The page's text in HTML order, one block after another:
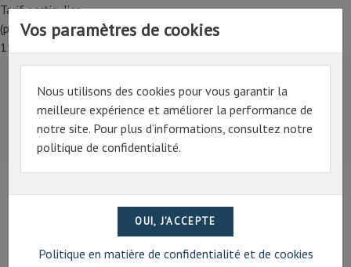
Tarif particulier,
(professionnel, connectez-vous pour bénéficier de la remise de
15%)
Tarif particulier,
(professionnel, connectez-vous pour bénéficier de la
remise de 15%)
07 69 94 13 47
Vos paramètres de cookies
Nous utilisons des cookies pour vous garantir la
meilleure expérience et améliorer la performance de
notre site. Pour plus d’informations, consultez notre
politique de confidentialité.
Politique en matière de confidentialité et de cookies